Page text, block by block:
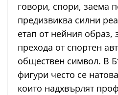
говори, спори, заема
предизвиква силни
етап от нейния образ,
прехода от спортен
обществен символ. В
фигури често се
които надхвърлят